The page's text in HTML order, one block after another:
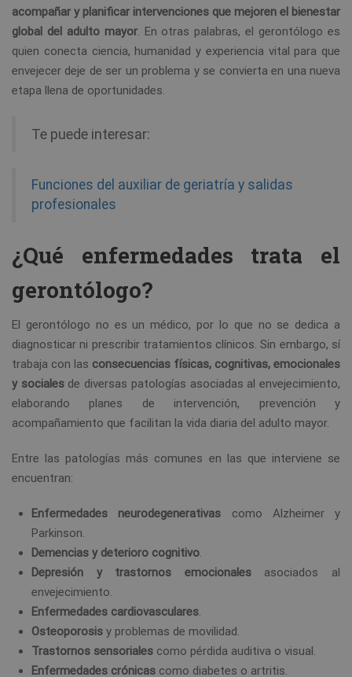
acompañar y planificar intervenciones que mejoren el bienestar
global del adulto mayor. En otras palabras, el gerontólogo es
quien conecta ciencia, humanidad y experiencia vital para que
envejecer deje de ser un problema y se convierta en una nueva
etapa llena de oportunidades.
Te puede interesar:
Funciones del auxiliar de geriatría y salidas
profesionales
¿Qué enfermedades trata el
gerontólogo?
El gerontólogo no es un médico, por lo que no se dedica a
diagnosticar ni prescribir tratamientos clínicos. Sin embargo, sí
trabaja con las consecuencias físicas, cognitivas, emocionales
y socialesde diversas patologías asociadas al envejecimiento,
elaborando planes de intervención, prevención y
acompañamiento que facilitan la vida diaria del adulto mayor.
Entre las patologías más comunes en las que interviene se
encuentran:
Enfermedades neurodegenerativas como Alzheimer y
Parkinson.
Demencias y deterioro cognitivo.
Depresión y trastornos emocionales asociados al
envejecimiento.
Enfermedades cardiovasculares.
Osteoporosis y problemas de movilidad.
Trastornos sensoriales como pérdida auditiva o visual.
Enfermedades crónicas como diabetes o artritis.